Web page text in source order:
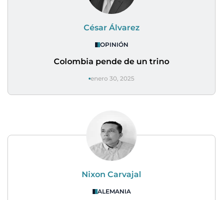
César Álvarez
OPINIÓN
Colombia pende de un trino
enero 30, 2025
Nixon Carvajal
ALEMANIA